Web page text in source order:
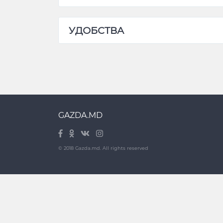
УДОБСТВА
GAZDA.MD
© 2018 Gazda.md. All rights reserved